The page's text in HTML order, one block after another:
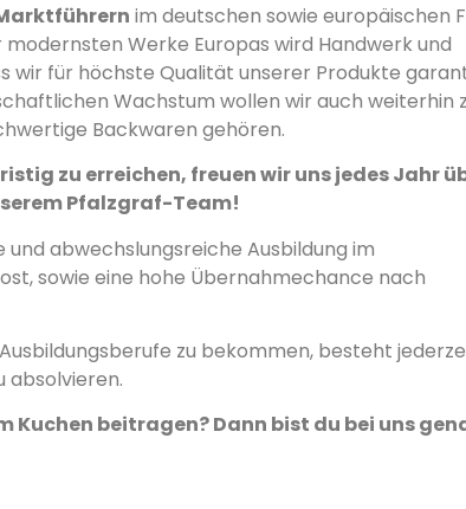
im deutschen sowie europäischen
Werke Europas wird Handwerk und
wir für höchste Qualität unserer Produkte
Wachstum wollen wir auch weiterhin
Backwaren gehören.
zu erreichen, freuen wir uns jedes Jahr
Pfalzgraf-Team!
abwechslungsreiche Ausbildung im
sowie eine hohe Übernahmechance nach
zu bekommen, besteht
absolvieren.
Kuchen beitragen? Dann bist du bei uns